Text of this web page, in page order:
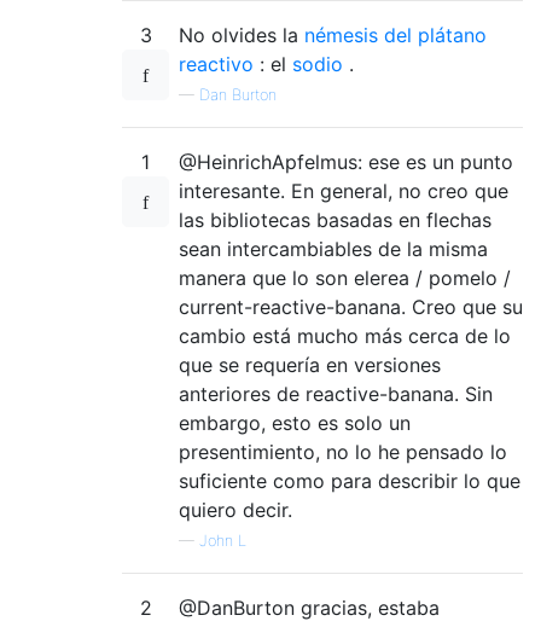
3 No olvides la némesis del plátano
reactivo : el sodio .
— Dan Burton
1
@HeinrichApfelmus: ese es un punto
interesante. En general, no creo que
las bibliotecas basadas en flechas
sean intercambiables de la misma
manera que lo son elerea / pomelo /
current-reactive-banana. Creo que su
cambio está mucho más cerca de lo
que se requería en versiones
anteriores de reactive-banana. Sin
embargo, esto es solo un
presentimiento, no lo he pensado lo
suficiente como para describir lo que
quiero decir.
— John L
2
@DanBurton gracias, estaba